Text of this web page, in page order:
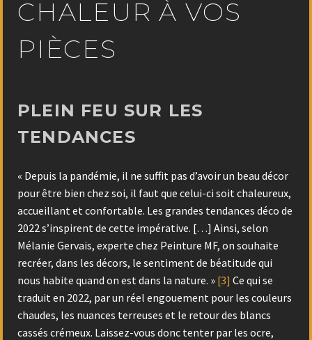
CHALEUR À VOS
PIÈCES
PLEIN FEU SUR LES
TENDANCES
« Depuis la pandémie, il ne suffit pas d’avoir un beau décor
pour être bien chez soi, il faut que celui-ci soit chaleureux,
accueillant et confortable. Les grandes tendances déco de
2022 s’inspirent de cette impérative. […] Ainsi, selon
Mélanie Gervais, experte chez Peinture MF, on souhaite
recréer, dans les décors, le sentiment de béatitude qui
nous habite quand on est dans la nature. » [3] Ce qui se
traduit en 2022, par un réel engouement pour les couleurs
chaudes, les nuances terreuses et le retour des blancs
cassés crémeux. Laissez-vous donc tenter par les ocre,